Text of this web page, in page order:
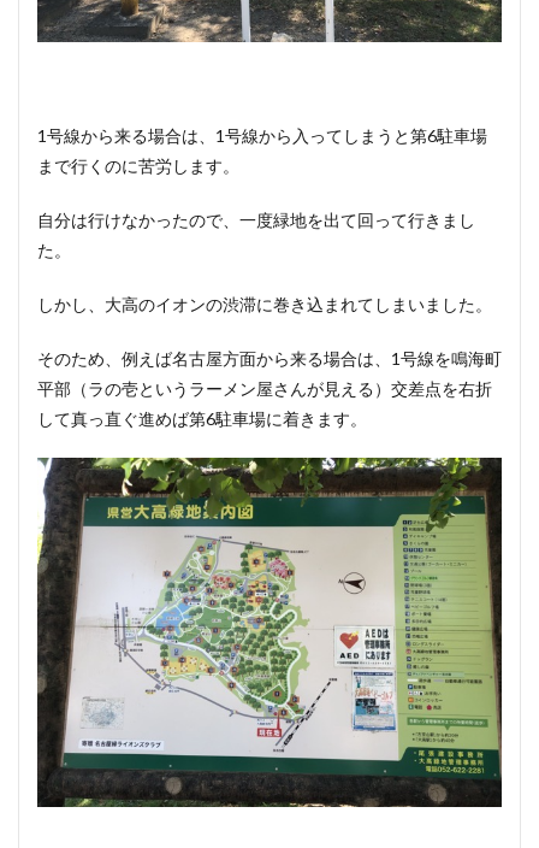
1号線から来る場合は、1号線から入ってしまうと第6駐車場
まで行くのに苦労します。
自分は行けなかったので、一度緑地を出て回って行きまし
た。
しかし、大高のイオンの渋滞に巻き込まれてしまいました。
そのため、例えば名古屋方面から来る場合は、1号線を鳴海町
平部（ラの壱というラーメン屋さんが見える）交差点を右折
して真っ直ぐ進めば第6駐車場に着きます。